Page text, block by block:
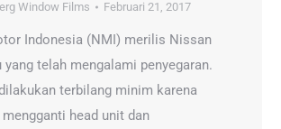
Window Films Februari 21, 2017
Indonesia (NMI) merilis Nissan
yang telah mengalami penyegaran.
terbilang minim karena
head unit dan